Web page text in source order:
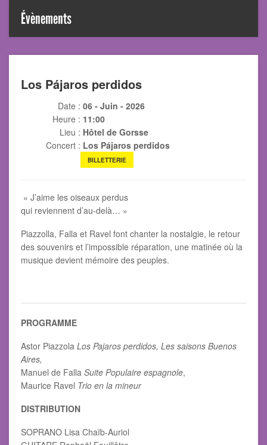
Évènements
Los Pájaros perdidos
Date : 06 - Juin - 2026
Heure : 11:00
Lieu : Hôtel de Gorsse
Concert : Los Pájaros perdidos
BILLETTERIE
» J’aime les oiseaux perdus
qui reviennent d’au‑delà… »
Piazzolla, Falla et Ravel font chanter la nostalgie, le retour
des souvenirs et l’impossible réparation, une matinée où la
musique devient mémoire des peuples.
PROGRAMME
Astor Piazzola Los Pajaros perdidos, Les saisons Buenos
Aires,
Manuel de Falla Suite Populaire espagnole,
Maurice Ravel Trio en la mineur
DISTRIBUTION
SOPRANO Lisa Chaïb-Auriol